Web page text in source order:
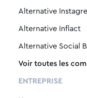
Alternative
Alternative Inflact
Alternative Social
Voir toutes les
ENTREPRISE